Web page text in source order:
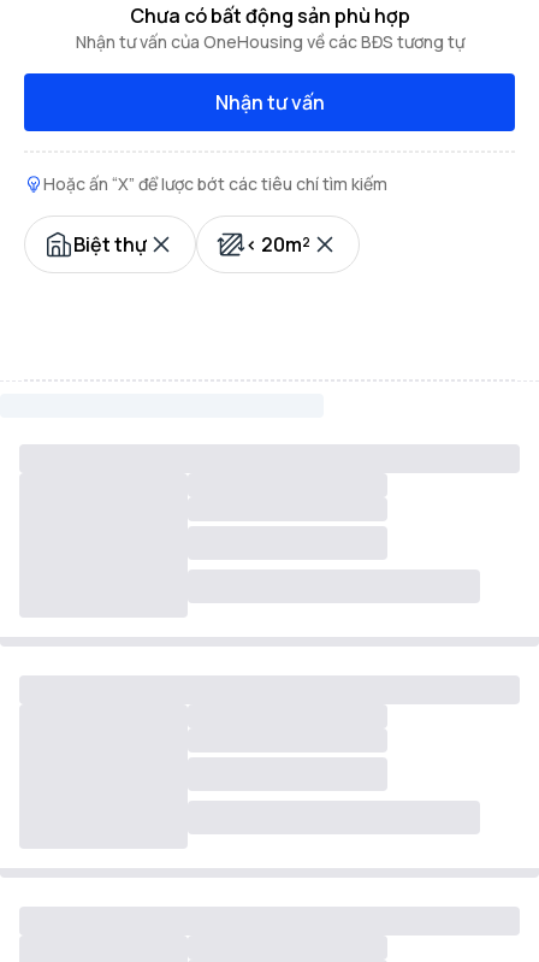
Chưa có bất động sản phù hợp
Nhận tư vấn của OneHousing về các BĐS tương tự
Nhận tư vấn
Hoặc ấn “X” để lược bớt các tiêu chí tìm kiếm
Biệt thự < 20m²